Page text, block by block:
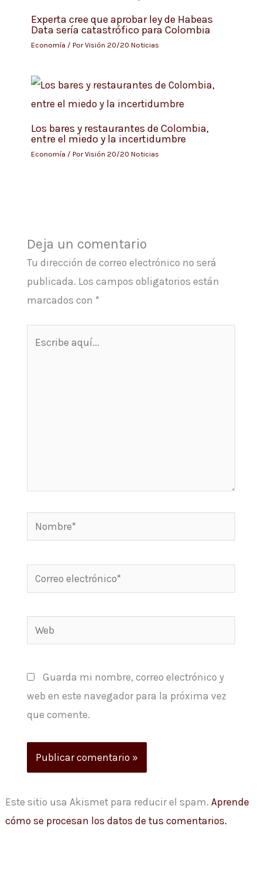
Experta cree que aprobar ley de Habeas
Data sería catastrófico para Colombia
Economía / PorVisión 20/20 Noticias
Los bares y restaurantes de Colombia,
entre el miedo y la incertidumbre
Economía / PorVisión 20/20 Noticias
Deja un comentario
Tu dirección de correo electrónico no será
publicada. Los campos obligatorios están
marcados con *
Nombre*
Correo
electrónico*
Web
Guarda mi nombre, correo electrónico y
web en este navegador para la próxima vez
que comente.
Este sitio usa Akismet para reducir el spam.Aprende
cómo se procesan los datos de tus comentarios.